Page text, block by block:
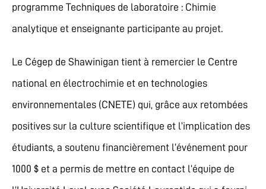
programme Techniques de laboratoire : Chimie
analytique et enseignante participante au projet.
Le Cégep de Shawinigan tient à remercier le Centre
national en électrochimie et en technologies
environnementales (CNETE) qui, grâce aux retombées
positives sur la culture scientifique et l’implication des
étudiants, a soutenu financièrement l’événement pour
1000 $ et a permis de mettre en contact l’équipe de